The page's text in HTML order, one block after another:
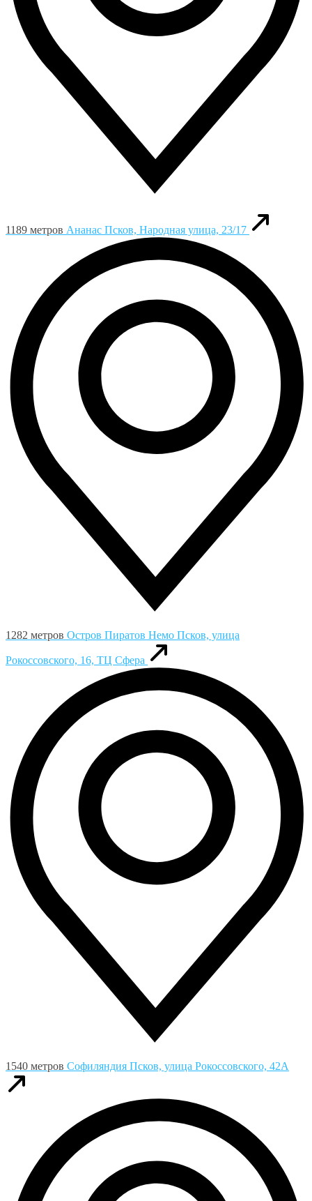
1189 метров Ананас Псков, Народная улица, 23/17
1282 метров Остров Пиратов Немо Псков, улица
Рокоссовского, 16, ТЦ Сфера
1540 метров Софиляндия Псков, улица Рокоссовского, 42А